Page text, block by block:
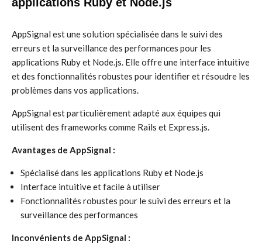
AppSignal est une solution spécialisée dans le suivi des
erreurs et la surveillance des performances pour les
applications Ruby et Node.js. Elle offre une interface intuitive
et des fonctionnalités robustes pour identifier et résoudre les
problèmes dans vos applications.
AppSignal est particulièrement adapté aux équipes qui
utilisent des frameworks comme Rails et Express.js.
Avantages de AppSignal :
Spécialisé dans les applications Ruby et Node.js
Interface intuitive et facile à utiliser
Fonctionnalités robustes pour le suivi des erreurs et la
surveillance des performances
Inconvénients de AppSignal :